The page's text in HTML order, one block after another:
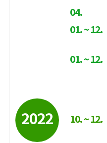
04.
01. ~ 12.
01. ~ 12.
2022 10. ~ 12.